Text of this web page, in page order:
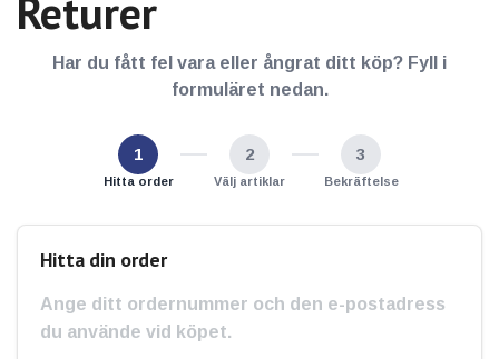
Returer
Har du fått fel vara eller ångrat ditt köp? Fyll i
formuläret nedan.
1
Hitta order
2
Välj artiklar
3
Bekräftelse
Hitta din order
Ange ditt ordernummer och den e-postadress
du använde vid köpet.